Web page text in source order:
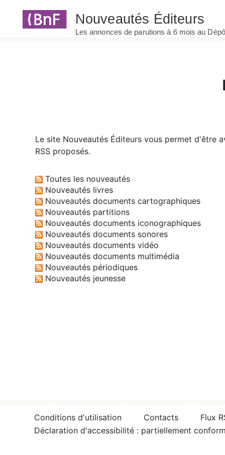
Le site Nouveautés Éditeurs vous permet d'être
RSS proposés.
Toutes les nouveautés
Nouveautés livres
Nouveautés documents cartographiques
Nouveautés partitions
Nouveautés documents iconographiques
Nouveautés documents sonores
Nouveautés documents vidéo
Nouveautés documents multimédia
Nouveautés périodiques
Nouveautés jeunesse
Conditions d'utilisation Contacts
Flux
Déclaration d'accessibilité : partiellement